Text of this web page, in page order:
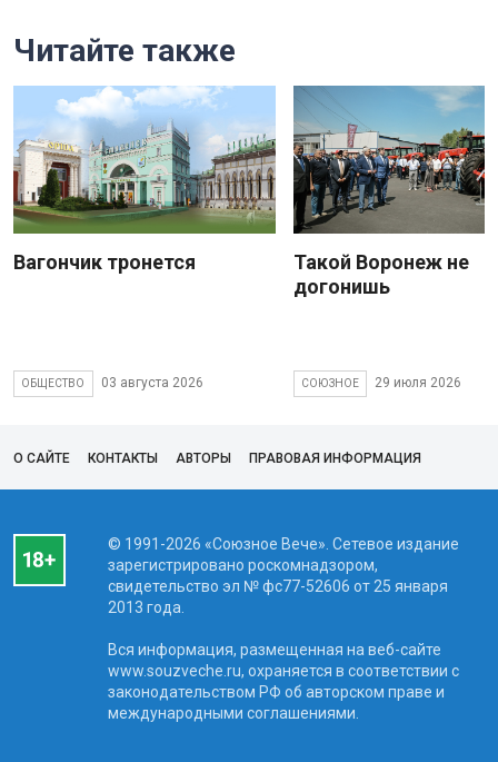
Читайте также
Вагончик тронется
ОБЩЕСТВО 03 августа 2026
Такой Воронеж не
догонишь
СОЮЗНОЕ 29 июля 2026
О САЙТЕ КОНТАКТЫ АВТОРЫ ПРАВОВАЯ ИНФОРМАЦИЯ
© 1991-2026 «Союзное Вече». Сетевое издание
зарегистрировано роскомнадзором,
свидетельство эл № фc77-52606 от 25 января
2013 года.
Вся информация, размещенная на веб-сайте
www.souzveche.ru, охраняется в соответствии с
законодательством РФ об авторском праве и
международными соглашениями.